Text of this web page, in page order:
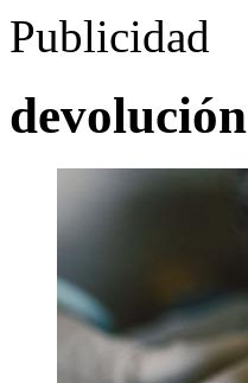
Publicidad
devolución